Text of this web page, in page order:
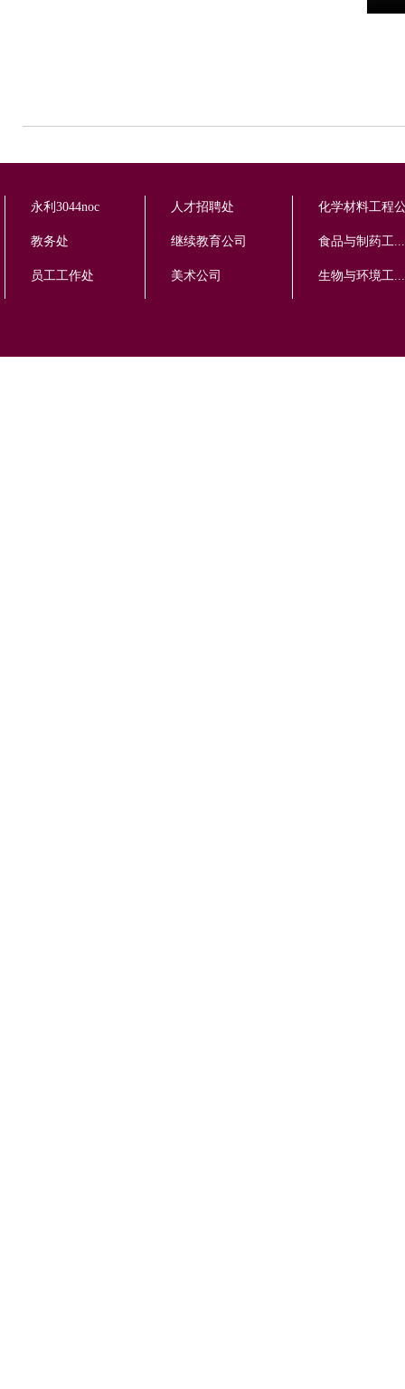
永利3044noc
教务处
员工工作处
人才招聘处
继续教育公司
美术公司
化学材料工程
食品与制药工...
生物与环境工...